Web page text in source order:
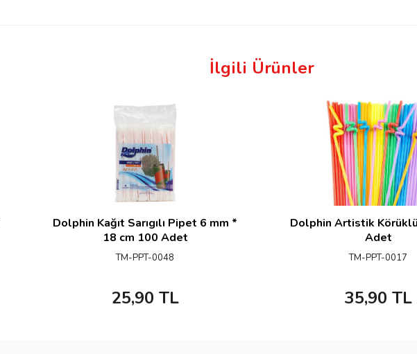
İlgili Ürünler
Dolphin Kağıt Sarıgılı Pipet 6 mm *
18 cm 100 Adet
TM-PPT-0048
25,90 TL
Dolphin Artistik
Adet
TM-PPT-0017
35,90 TL